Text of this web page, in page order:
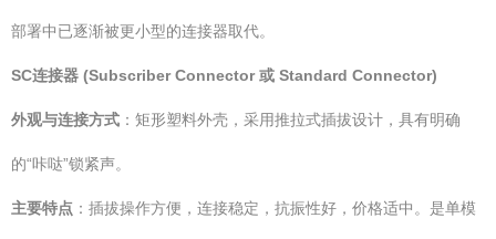
部署中已逐渐被更小型的连接器取代。
SC连接器 (Subscriber Connector 或 Standard Connector)
外观与连接方式 ：矩形塑料外壳，采用推拉式插拔设计，具有明确
的“咔哒”锁紧声。
主要特点 ：插拔操作方便，连接稳定，抗振性好，价格适中。是单模